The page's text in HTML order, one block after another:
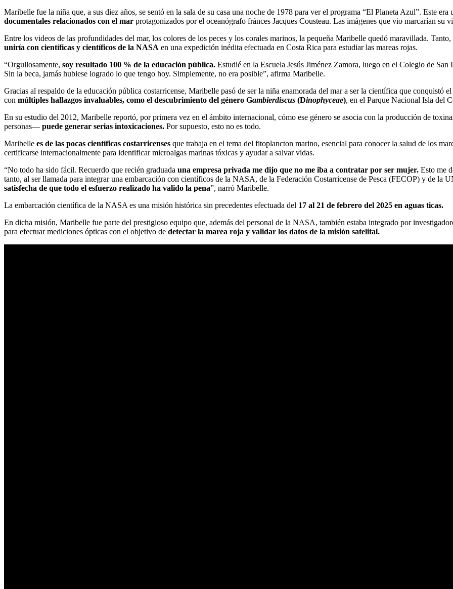
Maribelle fue la niña que, a sus diez años, se sentó en la sala de su casa una noche de 1978 para ver el programa “El Planeta Azul”. Este
documentales relacionados con el mar protagonizados por el oceanógrafo fránces Jacques Cousteau. Las imágenes que vio marcarían su
Entre los videos de las profundidades del mar, los colores de los peces y los corales marinos, la pequeña Maribelle quedó maravillada. Tanto,
uniría con científicas y científicos de la NASA en una expedición inédita efectuada en Costa Rica para estudiar las mareas rojas.
“Orgullosamente, soy resultado 100 % de la educación pública. Estudié en la Escuela Jesús Jiménez Zamora, luego en el Colegio de
Sin la beca, jamás hubiese logrado lo que tengo hoy. Simplemente, no era posible”, afirma Maribelle.
Gracias al respaldo de la educación pública costarricense, Maribelle pasó de ser la niña enamorada del mar a ser la científica que conquistó
con múltiples hallazgos invaluables, como el descubrimiento del género Gambierdiscus (Dinophyceae), en el Parque Nacional Isla del
En su estudio del 2012, Maribelle reportó, por primera vez en el ámbito internacional, cómo ese género se asocia con la producción de
personas— puede generar serias intoxicaciones. Por supuesto, esto no es todo.
Maribelle es de las pocas científicas costarricenses que trabaja en el tema del fitoplancton marino, esencial para conocer la salud de los
certificarse internacionalmente para identificar microalgas marinas tóxicas y ayudar a salvar vidas.
“No todo ha sido fácil. Recuerdo que recién graduada una empresa privada me dijo que no me iba a contratar por ser mujer. Esto me
tanto, al ser llamada para integrar una embarcación con científicos de la NASA, de la Federación Costarricense de Pesca (FECOP) y de la
satisfecha de que todo el esfuerzo realizado ha valido la pena”, narró Maribelle.
La embarcación científica de la NASA es una misión histórica sin precedentes efectuada del 17 al 21 de febrero del 2025 en aguas ticas.
En dicha misión, Maribelle fue parte del prestigioso equipo que, además del personal de la NASA, también estaba integrado por
para efectuar mediciones ópticas con el objetivo de detectar la marea roja y validar los datos de la misión satelital.